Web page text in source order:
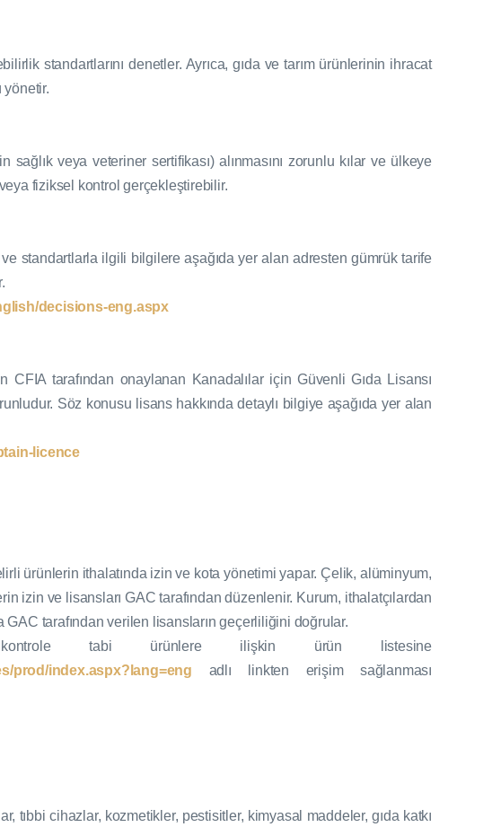
standartlarını denetler. Ayrıca, gıda ve tarım ürünlerinin ihracat
veya veteriner sertifikası) alınmasını zorunlu kılar ve ülkeye
fiziksel kontrol gerçekleştirebilir.
ve standartlarla ilgili bilgilere aşağıda yer alan adresten gümrük tarife
decisions-eng.aspx
CFIA tarafından onaylanan Kanadalılar için Güvenli Gıda Lisansı
Söz konusu lisans hakkında detaylı bilgiye aşağıda yer alan
licence
ürünlerin ithalatında izin ve kota yönetimi yapar. Çelik, alüminyum,
izin ve lisansları GAC tarafından düzenlenir. Kurum, ithalatçılardan
GAC tarafından verilen lisansların geçerliliğini doğrular.
tabi ürünlere ilişkin ürün listesine
prod/index.aspx?lang=eng adlı linkten erişim sağlanması
tıbbi cihazlar, kozmetikler, pestisitler, kimyasal maddeler, gıda katkı